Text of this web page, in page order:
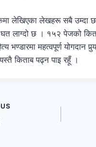
लेखिएका लेखहरू सबै उम्दा
घत लाग्दो छ । १५२ पेजको
भण्डारमा महत्वपूर्ण योगदान
किताब पढ्न पाइ रहूँ ।